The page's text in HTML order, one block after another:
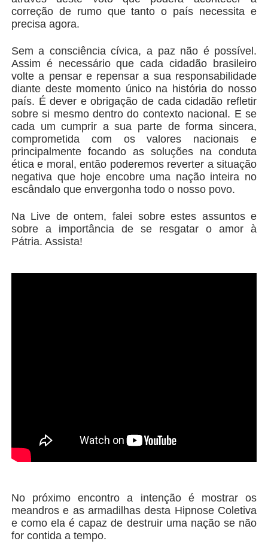
correção de rumo que tanto o país necessita e
precisa agora.
Sem a consciência cívica, a paz não é possível.
Assim é necessário que cada cidadão brasileiro
volte a pensar e repensar a sua responsabilidade
diante deste momento único na história do nosso
país. É dever e obrigação de cada cidadão refletir
sobre si mesmo dentro do contexto nacional. E se
cada um cumprir a sua parte de forma sincera,
comprometida com os valores nacionais e
principalmente focando as soluções na conduta
ética e moral, então poderemos reverter a situação
negativa que hoje encobre uma nação inteira no
escândalo que envergonha todo o nosso povo.
Na Live de ontem, falei sobre estes assuntos e
sobre a importância de se resgatar o amor à
Pátria. Assista!
No próximo encontro a intenção é mostrar os
meandros e as armadilhas desta Hipnose Coletiva
e como ela é capaz de destruir uma nação se não
for contida a tempo.